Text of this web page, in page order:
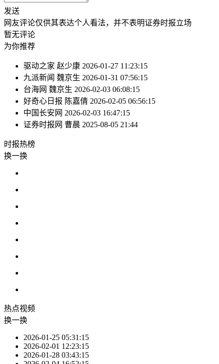
发送
网友评论仅供其表达个人看法，并不表明证券时报立场
暂无评论
为你推荐
驱动之家 赵少康 2026-01-27 11:23:15
九派新闻 魏京生 2026-01-31 07:56:15
台海网 魏京生 2026-02-03 06:08:15
好奇心日报 陈嘉倩 2026-02-05 06:56:15
中国长安网 2026-02-03 16:47:15
证券时报网 曹晨 2025-08-05 21:44
时报热榜
换一换
热点视频
换一换
2026-01-25 05:31:15
2026-02-01 12:23:15
2026-01-28 03:43:15